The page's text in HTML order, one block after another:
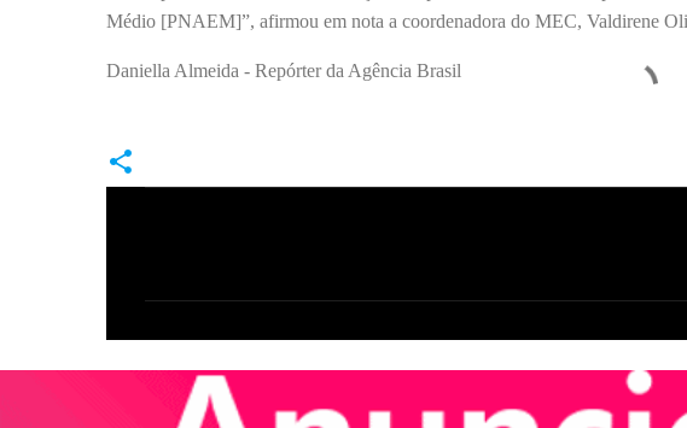
Médio [PNAEM]”, afirmou em nota a coordenadora do MEC, Valdirene
Daniella Almeida - Repórter da Agência Brasil